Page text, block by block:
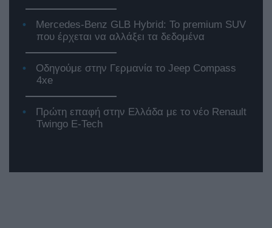
Mercedes-Benz GLB Hybrid: Το premium SUV
που έρχεται να αλλάξει τα δεδομένα
Οδηγούμε στην Γερμανία το Jeep Compass
4xe
Πρώτη επαφή στην Ελλάδα με το νέο Renault
Twingo E-Tech